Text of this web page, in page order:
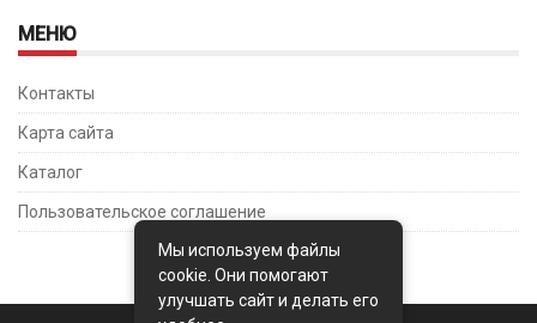
МЕНЮ
Контакты
Карта сайта
Каталог
Пользовательское соглашение
Мы используем файлы
cookie. Они помогают
улучшать сайт и делать его